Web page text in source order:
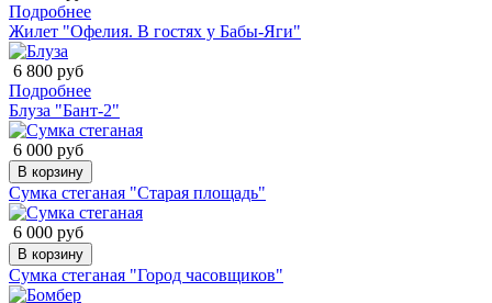
Подробнее
Жилет "Офелия. В гостях у Бабы-Яги"
6 800 руб
Подробнее
Блуза "Бант-2"
6 000 руб
В корзину
Сумка стеганая "Старая площадь"
6 000 руб
В корзину
Сумка стеганая "Город часовщиков"